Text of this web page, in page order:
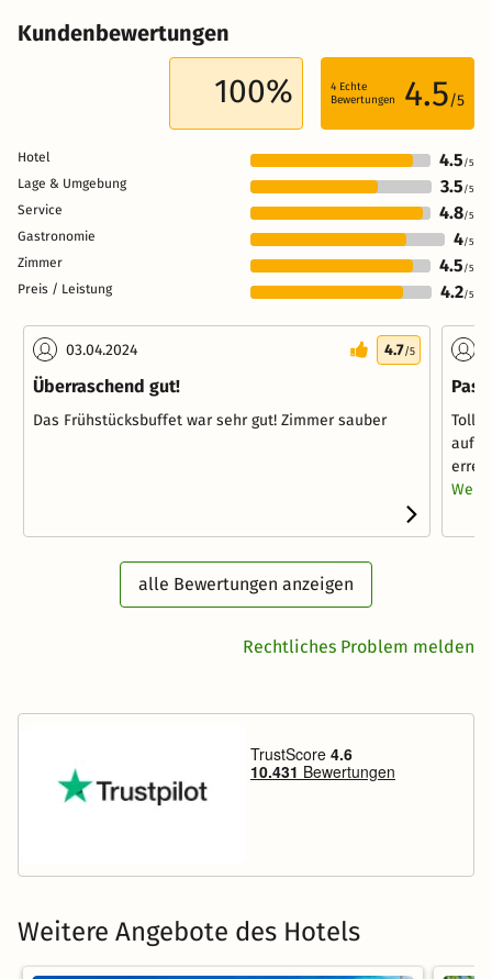
Kundenbewertungen
100% 4 Echte
Bewertungen
4.5/5
Hotel 4.5 /5
Lage & Umgebung 3.5 /5
Service 4.8/5
Gastronomie 4/5
Zimmer 4.5 /5
Preis / Leistung 4.2/5
03.04.2024 4.7/5
Überraschend gut!
Das Frühstücksbuffet war sehr gut! Zimmer sauber
alle Bewertungen anzeigen
Rechtliches Problem melden
Weitere Angebote des Hotels